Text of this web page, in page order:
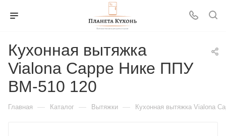
Кухонная вытяжка
Vialona Cappe Нике ППУ
BM-510 120
Главная — Каталог — Вытяжки — Кухонная вытяжка Vialona